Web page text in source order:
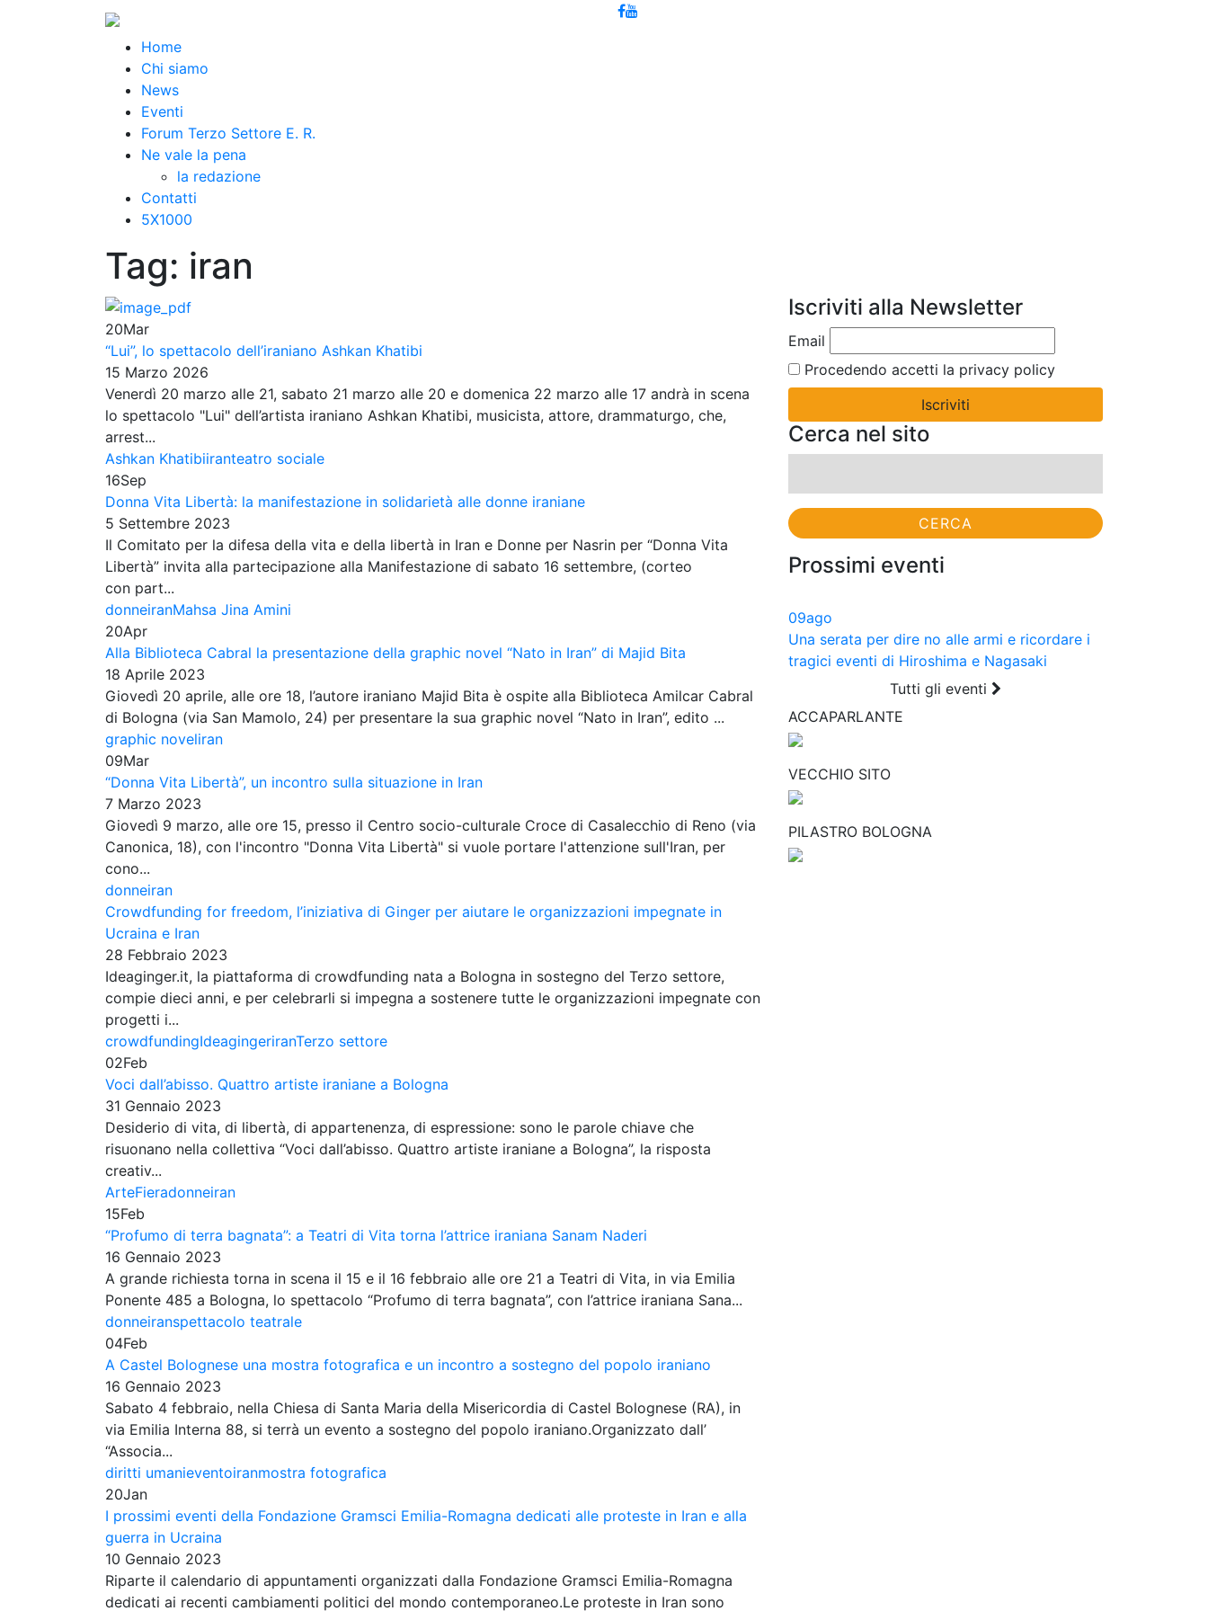
Home
Chi siamo
News
Eventi
Forum Terzo Settore E. R.
Ne vale la pena
la redazione
Contatti
5X1000
Tag: iran
20Mar
“Lui”, lo spettacolo dell’iraniano Ashkan Khatibi
15 Marzo 2026
Venerdì 20 marzo alle 21, sabato 21 marzo alle 20 e domenica 22 marzo alle 17 andrà in scena
lo spettacolo "Lui" dell’artista iraniano Ashkan Khatibi, musicista, attore, drammaturgo, che,
arrest...
Ashkan Khatibiiranteatro sociale
16Sep
Donna Vita Libertà: la manifestazione in solidarietà alle donne iraniane
5 Settembre 2023
Il Comitato per la difesa della vita e della libertà in Iran e Donne per Nasrin per “Donna Vita
Libertà” invita alla partecipazione alla Manifestazione di sabato 16 settembre, (corteo
con part...
donneiranMahsa Jina Amini
20Apr
Alla Biblioteca Cabral la presentazione della graphic novel “Nato in Iran” di Majid Bita
18 Aprile 2023
Giovedì 20 aprile, alle ore 18, l’autore iraniano Majid Bita è ospite alla Biblioteca Amilcar Cabral
di Bologna (via San Mamolo, 24) per presentare la sua graphic novel “Nato in Iran”, edito ...
graphic noveliran
09Mar
“Donna Vita Libertà”, un incontro sulla situazione in Iran
7 Marzo 2023
Giovedì 9 marzo, alle ore 15, presso il Centro socio-culturale Croce di Casalecchio di Reno (via
Canonica, 18), con l'incontro "Donna Vita Libertà" si vuole portare l'attenzione sull'Iran, per
cono...
donneiran
Crowdfunding for freedom, l’iniziativa di Ginger per aiutare le organizzazioni impegnate in
Ucraina e Iran
28 Febbraio 2023
Ideaginger.it, la piattaforma di crowdfunding nata a Bologna in sostegno del Terzo settore,
compie dieci anni, e per celebrarli si impegna a sostenere tutte le organizzazioni impegnate con
progetti i...
crowdfundingIdeagingeriranTerzo settore
02Feb
Voci dall’abisso. Quattro artiste iraniane a Bologna
31 Gennaio 2023
Desiderio di vita, di libertà, di appartenenza, di espressione: sono le parole chiave che
risuonano nella collettiva “Voci dall’abisso. Quattro artiste iraniane a Bologna”, la risposta
creativ...
ArteFieradonneiran
15Feb
“Profumo di terra bagnata”: a Teatri di Vita torna l’attrice iraniana Sanam Naderi
16 Gennaio 2023
A grande richiesta torna in scena il 15 e il 16 febbraio alle ore 21 a Teatri di Vita, in via Emilia
Ponente 485 a Bologna, lo spettacolo “Profumo di terra bagnata”, con l’attrice iraniana Sana...
donneiranspettacolo teatrale
04Feb
A Castel Bolognese una mostra fotografica e un incontro a sostegno del popolo iraniano
16 Gennaio 2023
Sabato 4 febbraio, nella Chiesa di Santa Maria della Misericordia di Castel Bolognese (RA), in
via Emilia Interna 88, si terrà un evento a sostegno del popolo iraniano.Organizzato dall’
“Associa...
diritti umanieventoiranmostra fotografica
20Jan
I prossimi eventi della Fondazione Gramsci Emilia-Romagna dedicati alle proteste in Iran e alla
guerra in Ucraina
10 Gennaio 2023
Riparte il calendario di appuntamenti organizzati dalla Fondazione Gramsci Emilia-Romagna
dedicati ai recenti cambiamenti politici del mondo contemporaneo.Le proteste in Iran sono
Iscriviti alla Newsletter
Email
Procedendo accetti la privacy policy
Cerca nel sito
Prossimi eventi
09ago
Una serata per dire no alle armi e ricordare i
tragici eventi di Hiroshima e Nagasaki
Tutti gli eventi
ACCAPARLANTE
VECCHIO SITO
PILASTRO BOLOGNA